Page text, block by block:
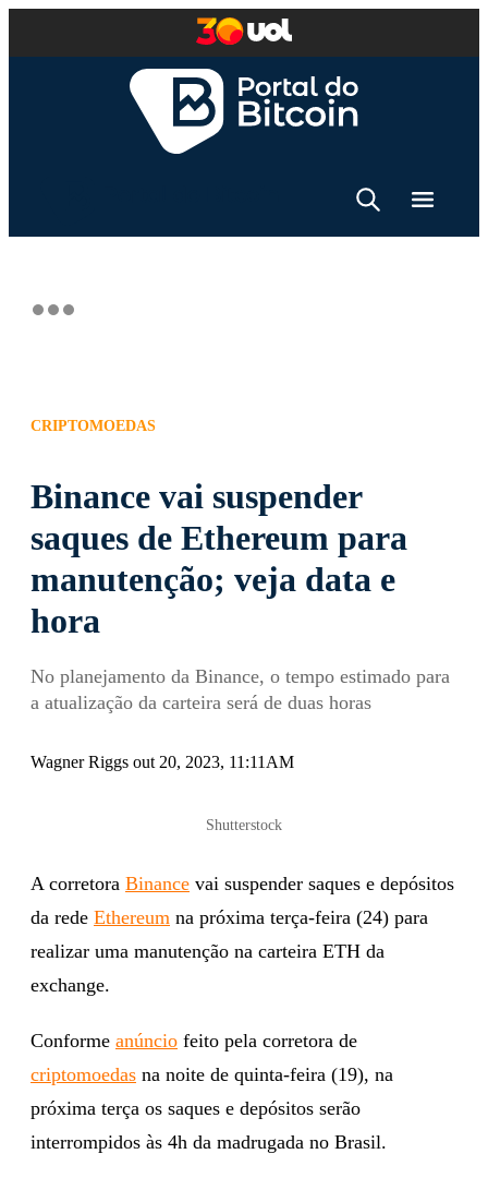
CRIPTOMOEDAS
Binance vai suspender
saques de Ethereum para
manutenção; veja data e
hora
No planejamento da Binance, o tempo estimado para
a atualização da carteira será de duas horas
Wagner Riggs out 20, 2023, 11:11AM
Shutterstock
A corretora Binance vai suspender saques e depósitos
da rede Ethereum na próxima terça-feira (24) para
realizar uma manutenção na carteira ETH da
exchange.
Conforme anúncio feito pela corretora de
criptomoedas na noite de quinta-feira (19), na
próxima terça os saques e depósitos serão
interrompidos às 4h da madrugada no Brasil.